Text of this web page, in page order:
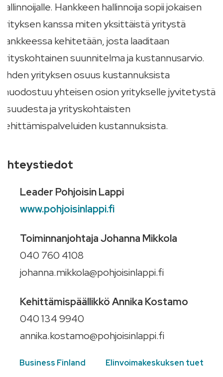
hallinnoijalle. Hankkeen hallinnoija sopii jokaisen
yrityksen kanssa miten yksittäistä yritystä
hankkeessa kehitetään, josta laaditaan
yrityskohtainen suunnitelma ja kustannusarvio.
Yhden yrityksen osuus kustannuksista
muodostuu yhteisen osion yritykselle jyvitetystä
osuudesta ja yrityskohtaisten
kehittämispalveluiden kustannuksista.
Yhteystiedot
Leader Pohjoisin Lappi
www.pohjoisinlappi.fi
Toiminnanjohtaja Johanna Mikkola
040 760 4108
johanna.mikkola@pohjoisinlappi.fi
Kehittämispäällikkö Annika Kostamo
040 134 9940
annika.kostamo@pohjoisinlappi.fi
Business Finland Elinvoimakeskuksen tuet